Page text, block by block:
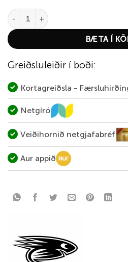
Cascade Gára quantity
BÆTA Í
Greiðsluleiðir í boði:
Kortagreiðsla -
Netgíró
Veiðihornið netgjafabréf
Aur appið